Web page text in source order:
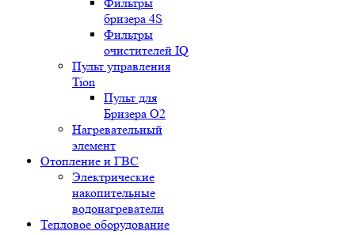
бризера 4S
Фильтры
очистителей IQ
Пульт управления
Tion
Пульт для
Бризера O2
Нагревательный
элемент
Отопление и ГВС
Электрические
накопительные
водонагреватели
Тепловое оборудование